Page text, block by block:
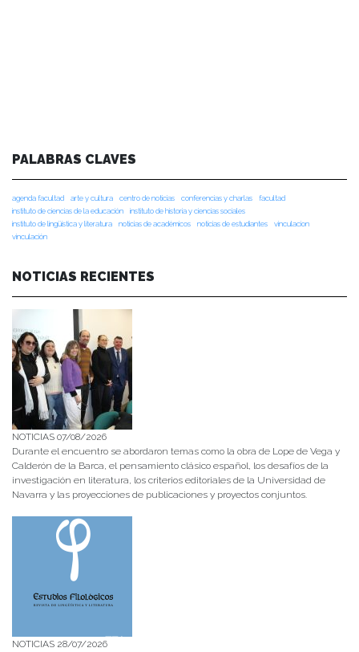
PALABRAS CLAVES
agenda facultad arte y cultura centro de noticias conferencias y charlas
facultad
instituto de ciencias de la educación
instituto de historia y ciencias sociales
instituto de lingüística y literatura
noticias de académicos noticias de estudiantes
vinculacion
vinculación
NOTICIAS RECIENTES
NOTICIAS 07/08/2026
Durante el encuentro se abordaron temas como la obra de Lope de Vega y
Calderón de la Barca, el pensamiento clásico español, los desafíos de la
investigación en literatura, los criterios editoriales de la Universidad de
Navarra y las proyecciones de publicaciones y proyectos conjuntos.
NOTICIAS 28/07/2026